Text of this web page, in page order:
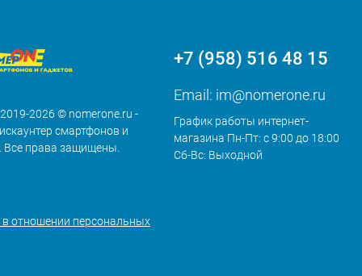
2026 © nomerone.ru -
смартфонов и
Все права защищены.
в отношении персональных
+7 (958) 516 48 15
Email: im@nomerone.ru
График работы интернет-
магазина Пн-Пт: с 9:00 до 18:00
Сб-Вс: Выходной